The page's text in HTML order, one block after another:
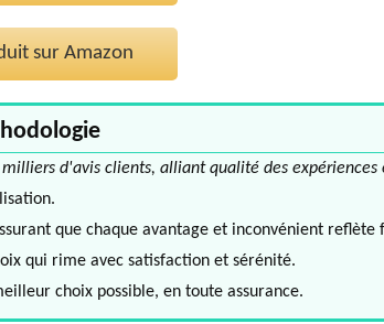
sur Amazon
d'avis clients, alliant qualité des
que chaque avantage et inconvénient
qui rime avec satisfaction et sérénité.
choix possible, en toute assurance.